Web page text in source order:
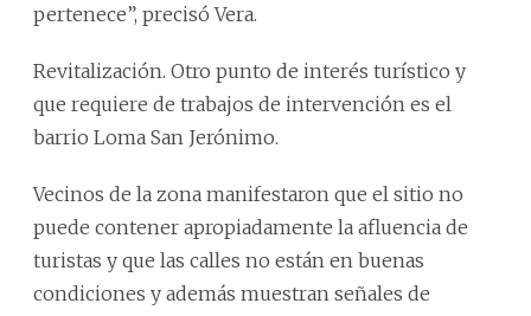
pertenece”, precisó Vera.
Revitalización. Otro punto de interés turístico y
que requiere de trabajos de intervención es el
barrio Loma San Jerónimo.
Vecinos de la zona manifestaron que el sitio no
puede contener apropiadamente la afluencia de
turistas y que las calles no están en buenas
condiciones y además muestran señales de